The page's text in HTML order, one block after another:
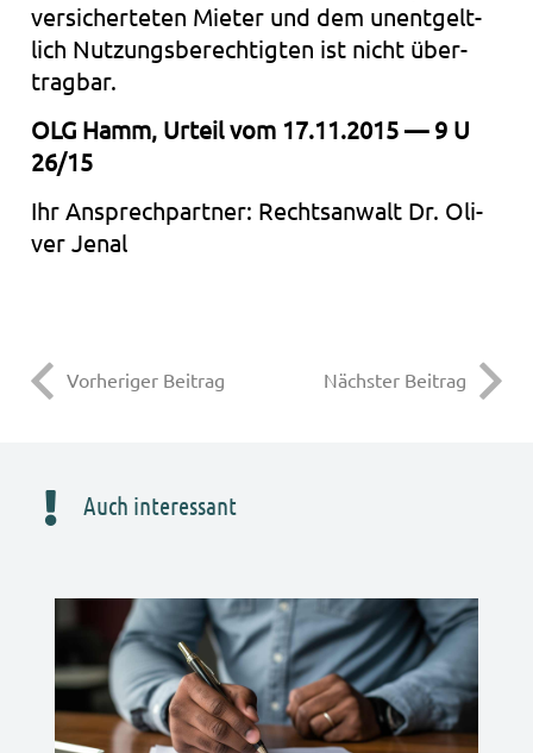
ver­si­cher­te­ten Mie­ter und dem unent­gelt­
lich Nut­zungs­be­rech­tig­ten ist nicht über­
trag­bar.
OLG Hamm, Urteil vom 17.11.2015 — 9 U
26/15
Ihr Ansprech­part­ner: Rechts­an­walt Dr. Oli­
ver Jenal
Vorheriger Beitrag Nächster Beitrag
Auch interessant